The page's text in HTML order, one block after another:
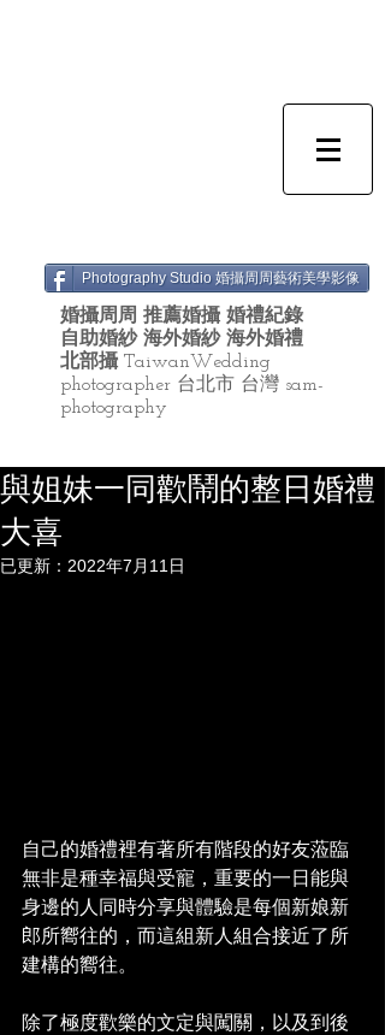
Photography Studio 婚攝周周藝術美學影像
婚攝周周 推薦婚攝 婚禮紀錄
自助婚紗 海外婚紗 海外婚禮
北部攝 TaiwanWedding
photographer 台北市 台灣 sam-
photography
與姐妹一同歡鬧的整日婚禮
大喜
已更新： 2022年7月11日
自己的婚禮裡有著所有階段的好友蒞臨
無非是種幸福與受寵，重要的一日能與
身邊的人同時分享與體驗是每個新娘新
郎所嚮往的，而這組新人組合接近了所
建構的嚮往。
除了極度歡樂的文定與闖關，以及到後